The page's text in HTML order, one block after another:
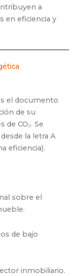
a
en eficiencia y
el documento
de su
CO₂. Se
la letra A
eficiencia).
sobre el
de bajo
inmobiliario.